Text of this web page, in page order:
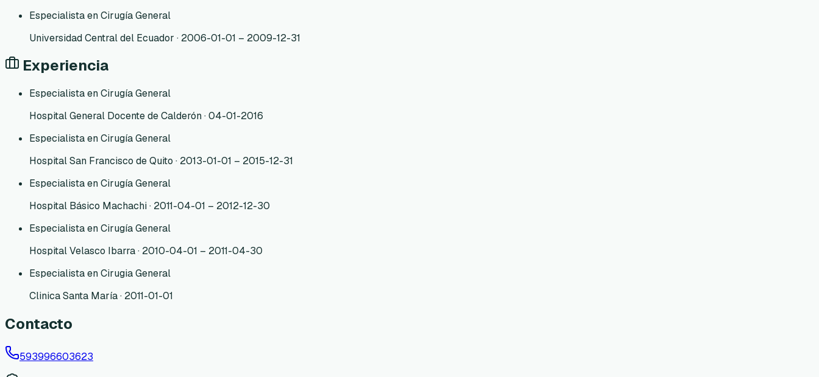
Especialista en Cirugía General
Universidad Central del Ecuador · 2006-01-01 – 2009-12-31
Experiencia
Especialista en Cirugía General
Hospital General Docente de Calderón · 04-01-2016
Especialista en Cirugía General
Hospital San Francisco de Quito · 2013-01-01 – 2015-12-31
Especialista en Cirugía General
Hospital Básico Machachi · 2011-04-01 – 2012-12-30
Especialista en Cirugía General
Hospital Velasco Ibarra · 2010-04-01 – 2011-04-30
Especialista en Cirugia General
Clinica Santa María · 2011-01-01
Contacto
593996603623